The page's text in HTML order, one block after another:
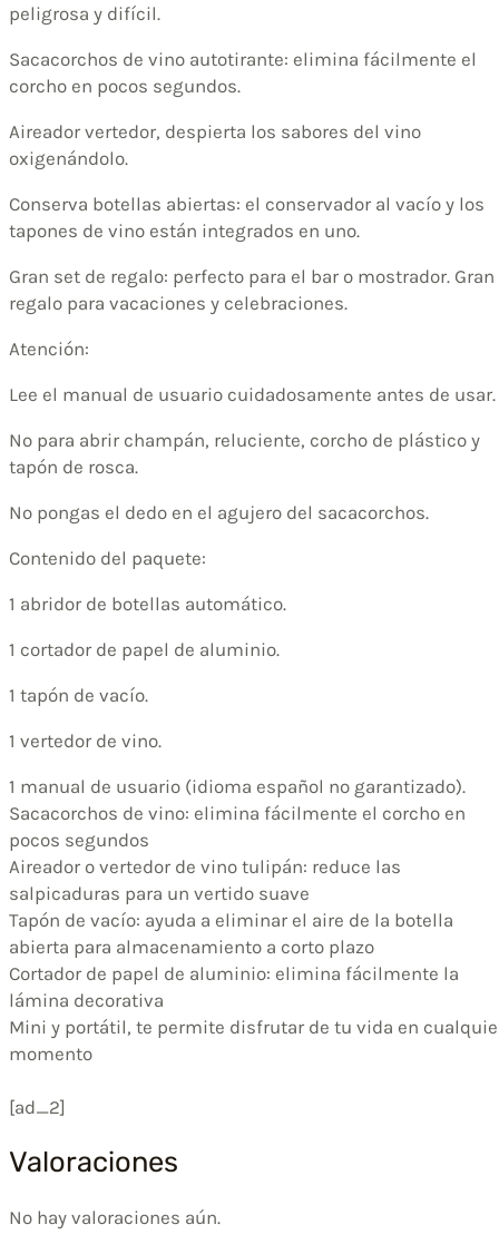
peligrosa y difícil.
Sacacorchos de vino autotirante: elimina fácilmente el
corcho en pocos segundos.
Aireador vertedor, despierta los sabores del vino
oxigenándolo.
Conserva botellas abiertas: el conservador al vacío y los
tapones de vino están integrados en uno.
Gran set de regalo: perfecto para el bar o mostrador. Gran
regalo para vacaciones y celebraciones.
Atención:
Lee el manual de usuario cuidadosamente antes de usar.
No para abrir champán, reluciente, corcho de plástico y
tapón de rosca.
No pongas el dedo en el agujero del sacacorchos.
Contenido del paquete:
1 abridor de botellas automático.
1 cortador de papel de aluminio.
1 tapón de vacío.
1 vertedor de vino.
1 manual de usuario (idioma español no garantizado).
Sacacorchos de vino: elimina fácilmente el corcho en
pocos segundos
Aireador o vertedor de vino tulipán: reduce las
salpicaduras para un vertido suave
Tapón de vacío: ayuda a eliminar el aire de la botella
abierta para almacenamiento a corto plazo
Cortador de papel de aluminio: elimina fácilmente la
lámina decorativa
Mini y portátil, te permite disfrutar de tu vida en
momento
[ad_2]
Valoraciones
No hay valoraciones aún.